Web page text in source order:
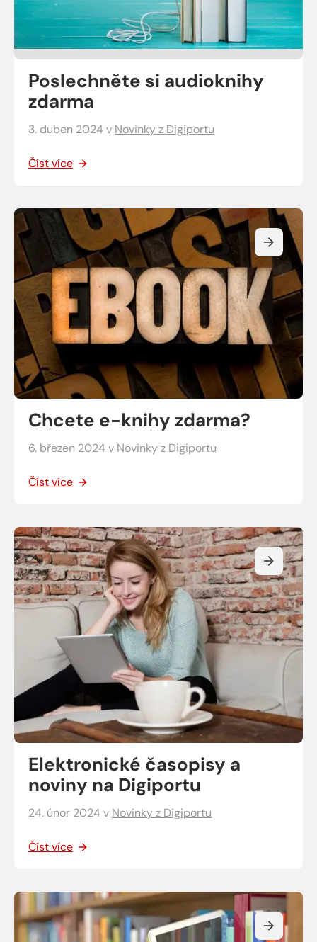
Poslechněte si audioknihy
zdarma
3. duben 2024 v Novinky z Digiportu
Číst více
Chcete e-knihy zdarma?
6. březen 2024 v Novinky z Digiportu
Číst více
Elektronické časopisy a
noviny na Digiportu
24. únor 2024 v Novinky z Digiportu
Číst více